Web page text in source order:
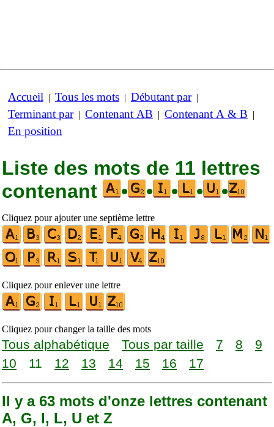
Accueil | Tous les mots | Débutant par|
Terminant par| Contenant AB | Contenant A & B |
En position
Liste des mots de 11 lettres
contenant
• • • • •
Cliquez pour ajouter une septième lettre
Cliquez pour enlever une lettre
Cliquez pour changer la taille des mots
Tous alphabétique Tous par taille 7 8
9
10
11 12 13 14 15 16 17
Il y a 63 mots d'onze lettres contenant
A, G, I, L, U et Z